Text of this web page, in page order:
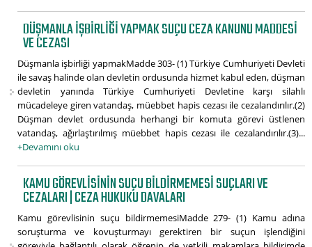
DÜŞMANLA IŞBIRLIĞI YAPMAK SUÇU CEZA KANUNU MADDESI
VE CEZASI
Düşmanla işbirliği yapmakMadde 303- (1) Türkiye Cumhuriyeti Devleti
ile savaş halinde olan devletin ordusunda hizmet kabul eden, düşman
devletin yanında Türkiye Cumhuriyeti Devletine karşı silahlı
mücadeleye giren vatandaş, müebbet hapis cezası ile cezalandırılır.(2)
Düşman devlet ordusunda herhangi bir komuta görevi üstlenen
vatandaş, ağırlaştırılmış müebbet hapis cezası ile cezalandırılır.(3)...
+Devamını oku
KAMU GÖREVLISININ SUÇU BILDIRMEMESI SUÇLARI VE
CEZALARI | CEZA HUKUKU DAVALARI
Kamu görevlisinin suçu bildirmemesiMadde 279- (1) Kamu adına
soruşturma ve kovuşturmayı gerektiren bir suçun işlendiğini